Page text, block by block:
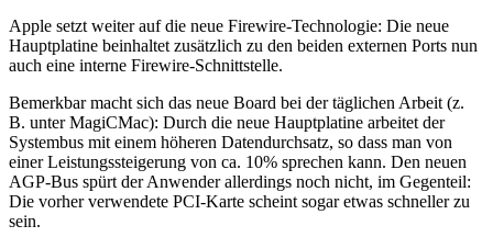
Apple setzt weiter auf die neue Firewire-Technologie: Die neue
Hauptplatine beinhaltet zusätzlich zu den beiden externen Ports nun
auch eine interne Firewire-Schnittstelle.
Bemerkbar macht sich das neue Board bei der täglichen Arbeit (z.
B. unter MagiCMac): Durch die neue Hauptplatine arbeitet der
Systembus mit einem höheren Datendurchsatz, so dass man von
einer Leistungssteigerung von ca. 10% sprechen kann. Den neuen
AGP-Bus spürt der Anwender allerdings noch nicht, im Gegenteil:
Die vorher verwendete PCI-Karte scheint sogar etwas schneller zu
sein.